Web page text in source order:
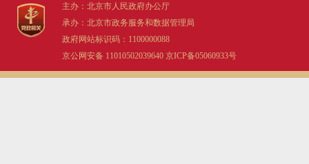
主办：北京市人民政府办公厅
承办：北京市政务服务和数据管理局
政府网站标识码：1100000088
京公网安备 11010502039640 京ICP备05060933号